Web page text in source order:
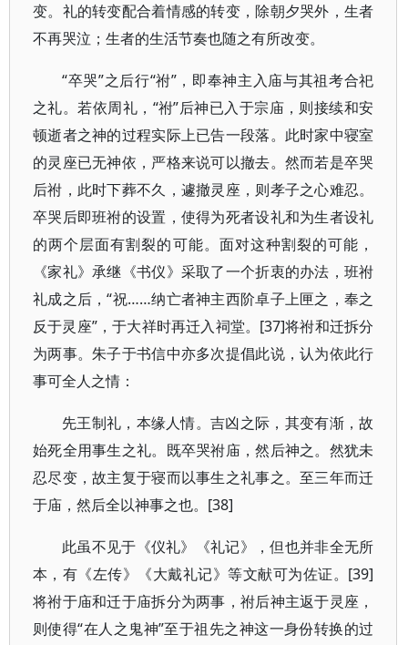
变。礼的转变配合着情感的转变，除朝夕哭外，生者
不再哭泣；生者的生活节奏也随之有所改变。
“卒哭”之后行“祔”，即奉神主入庙与其祖考合祀
之礼。若依周礼，“祔”后神已入于宗庙，则接续和安
顿逝者之神的过程实际上已告一段落。此时家中寝室
的灵座已无神依，严格来说可以撤去。然而若是卒哭
后祔，此时下葬不久，遽撤灵座，则孝子之心难忍。
卒哭后即班祔的设置，使得为死者设礼和为生者设礼
的两个层面有割裂的可能。面对这种割裂的可能，
《家礼》承继《书仪》采取了一个折衷的办法，班祔
礼成之后，“祝……纳亡者神主西阶卓子上匣之，奉之
反于灵座”，于大祥时再迁入祠堂。[37]将祔和迁拆分
为两事。朱子于书信中亦多次提倡此说，认为依此行
事可全人之情：
先王制礼，本缘人情。吉凶之际，其变有渐，故
始死全用事生之礼。既卒哭祔庙，然后神之。然犹未
忍尽变，故主复于寝而以事生之礼事之。至三年而迁
于庙，然后全以神事之也。[38]
此虽不见于《仪礼》《礼记》，但也并非全无所
本，有《左传》《大戴礼记》等文献可为佐证。[39]
将祔于庙和迁于庙拆分为两事，祔后神主返于灵座，
则使得“在人之鬼神”至于祖先之神这一身份转换的过